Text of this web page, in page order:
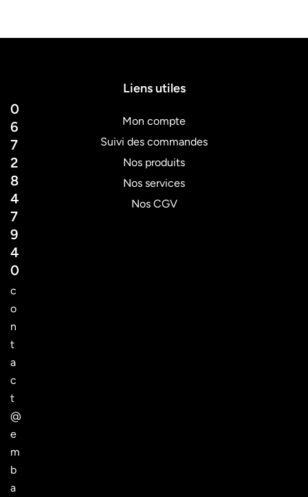
0
6
7
2
8
4
7
9
4
0
c
o
n
t
a
c
t
@
e
m
b
a
Liens utiles
Mon compte
Suivi des commandes
Nos produits
Nos services
Nos CGV